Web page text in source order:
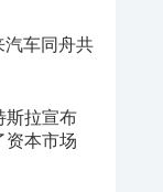
汽车同舟共
斯拉宣布
资本市场